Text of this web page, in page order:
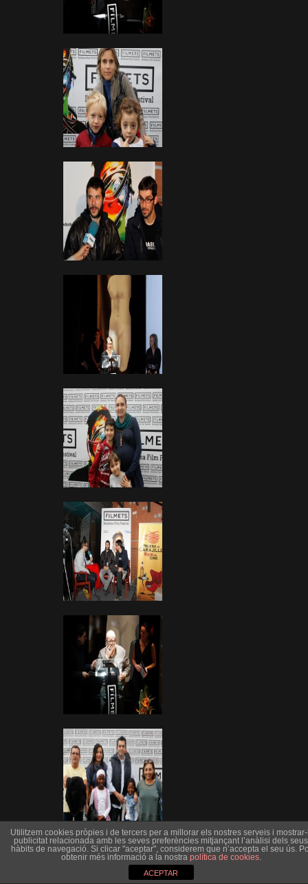
Utilitzem cookies pròpies i de tercers per a millorar els nostres serveis i
publicitat relacionada amb les seves preferències mitjançant l’anàlisi dels seus
hàbits de navegació. Si clicar "aceptar", considerem que n’accepta el seu ús.
obtenir més informació a la nostra política de cookies.
ACEPTAR